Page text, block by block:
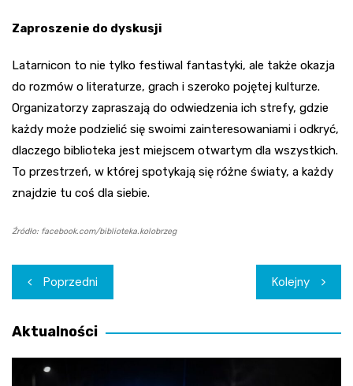
Zaproszenie do dyskusji
Latarnicon to nie tylko festiwal fantastyki, ale także okazja
do rozmów o literaturze, grach i szeroko pojętej kulturze.
Organizatorzy zapraszają do odwiedzenia ich strefy, gdzie
każdy może podzielić się swoimi zainteresowaniami i odkryć,
dlaczego biblioteka jest miejscem otwartym dla wszystkich.
To przestrzeń, w której spotykają się różne światy, a każdy
znajdzie tu coś dla siebie.
Źródło: facebook.com/biblioteka.kolobrzeg
Nawigacja
wpisu
Poprzedni Kolejny
Aktualności